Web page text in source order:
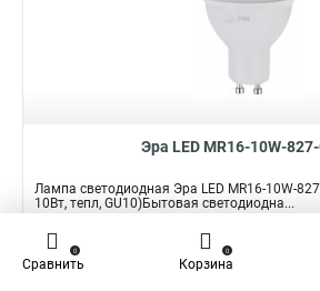
Эра LED MR16-10W-
Лампа светодиодная Эра LED MR16-10W-
10Вт, тепл, GU10)Бытовая светодиодна...
Подробнее
Наличие:
Сравнить
0
Корзина
0